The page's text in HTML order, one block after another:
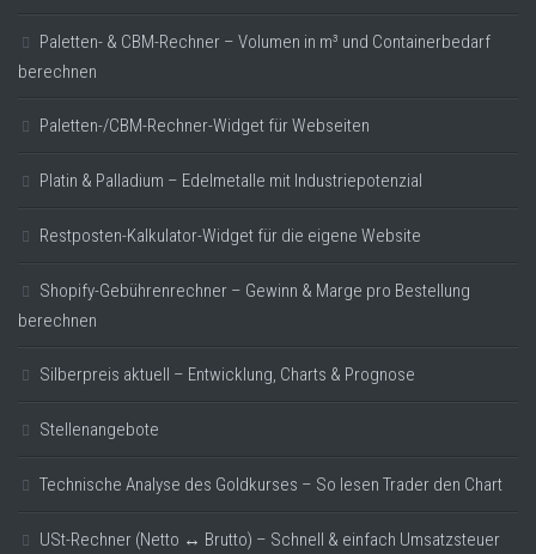
Paletten- & CBM-Rechner – Volumen in m³ und Containerbedarf
berechnen
Paletten-/CBM-Rechner-Widget für Webseiten
Platin & Palladium – Edelmetalle mit Industriepotenzial
Restposten-Kalkulator-Widget für die eigene Website
Shopify-Gebührenrechner – Gewinn & Marge pro Bestellung
berechnen
Silberpreis aktuell – Entwicklung, Charts & Prognose
Stellenangebote
Technische Analyse des Goldkurses – So lesen Trader den Chart
USt-Rechner (Netto ↔ Brutto) – Schnell & einfach Umsatzsteuer